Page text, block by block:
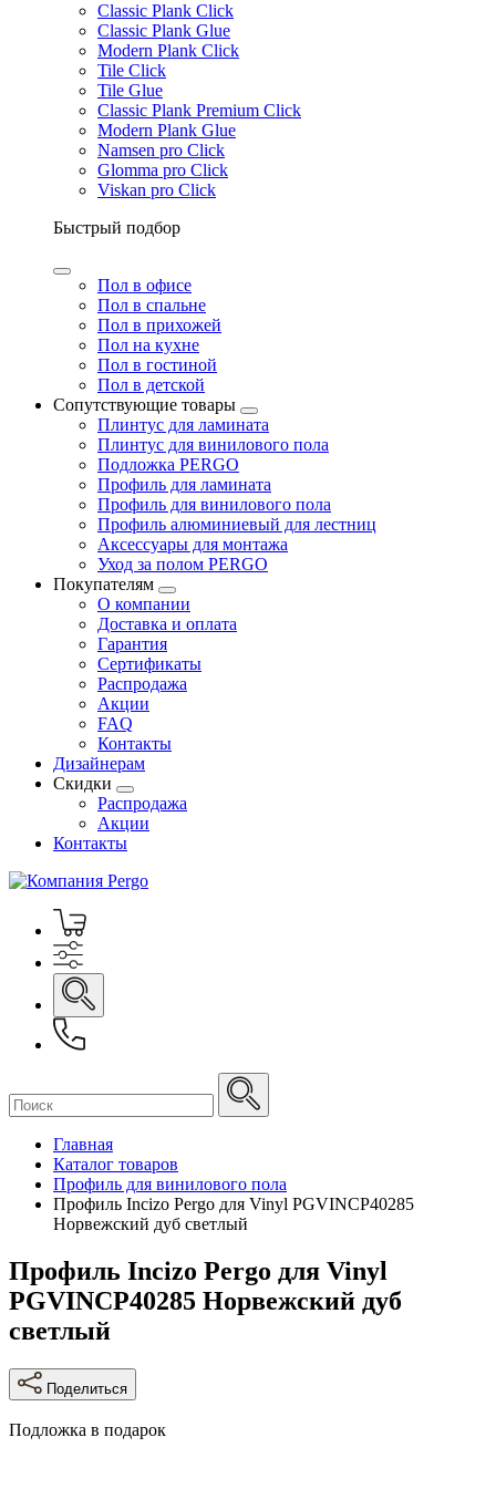
Classic Plank Click
Classic Plank Glue
Modern Plank Click
Tile Click
Tile Glue
Classic Plank Premium Click
Modern Plank Glue
Namsen pro Click
Glomma pro Click
Viskan pro Click
Быстрый подбор
Пол в офисе
Пол в спальне
Пол в прихожей
Пол на кухне
Пол в гостиной
Пол в детской
Сопутствующие товары
Плинтус для ламината
Плинтус для винилового пола
Подложка PERGO
Профиль для ламината
Профиль для винилового пола
Профиль алюминиевый для лестниц
Аксессуары для монтажа
Уход за полом PERGO
Покупателям
О компании
Доставка и оплата
Гарантия
Сертификаты
Распродажа
Акции
FAQ
Контакты
Дизайнерам
Скидки
Распродажа
Акции
Контакты
Главная
Каталог товаров
Профиль для винилового пола
Профиль Incizo Pergo для Vinyl PGVINCP40285
Норвежский дуб светлый
Профиль Incizo Pergo для Vinyl
PGVINCP40285 Норвежский дуб
светлый
Поделиться
Подложка в подарок